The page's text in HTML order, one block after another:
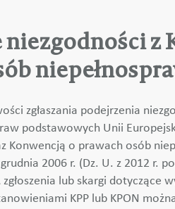
niezgodności z
zgłaszania podejrzenia
podstawowych Unii
Konwencją o prawach osób
2006 r. (Dz. U. z 2012 r.
zgłoszenia lub skargi dotyczące
KPP lub KPON